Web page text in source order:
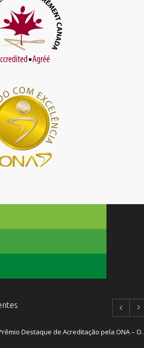
O CCC recebe Prêmio